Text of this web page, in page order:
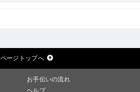
ページトップへ
お手伝いの流れ
ヘルプ